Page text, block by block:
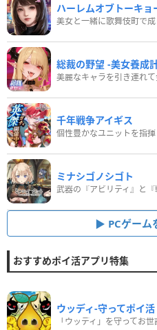
ハーレムオブトーキョ
美女と一緒に歌舞伎町で成
総裁の野望 -美女養成
美麗なキャラを引き連れ
千年戦争アイギス
個性豊かなユニットを指
ミナシゴノシゴト
PCゲーム
おすすめポイ活アプリ特集
ウッディ‐守ってポイ活
「ウッディ」を守ってお